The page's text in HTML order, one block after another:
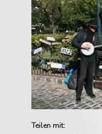
Teilen mit: